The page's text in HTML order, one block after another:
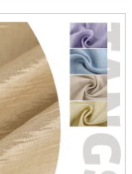
precum
timp
procese de
respectă